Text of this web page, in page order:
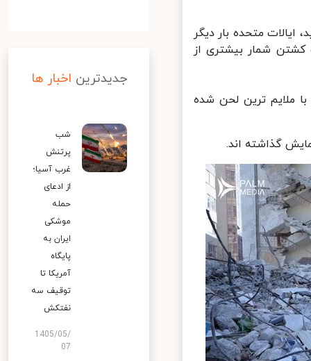
متحده بار دیگر
با هدف کشتن شمار بیشتری از
ملایم ترین لحن شده
گذاشته اند.
جدیدترین اخبار ها
شب
پرتنش
غرب آسیا؛
از ادعای
حمله
موشکی
ایران به
پایگاه
آمریکا تا
توقیف سه
نفتکش
1405/05/
07